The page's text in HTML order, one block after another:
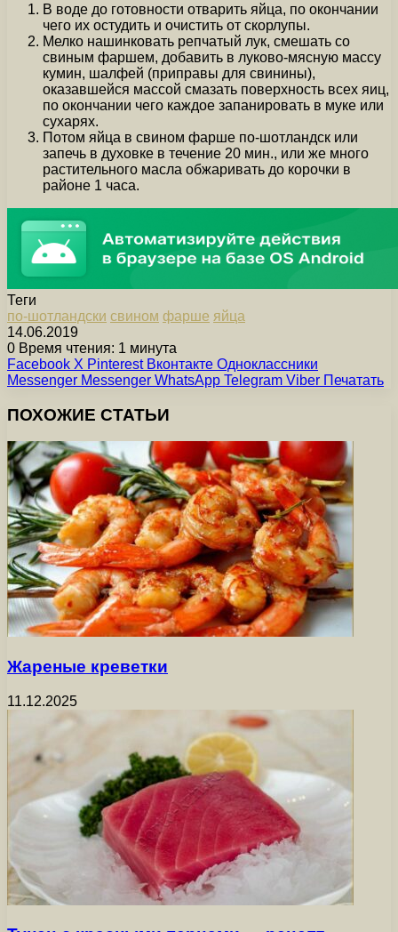
В воде до готовности отварить яйца, по окончании
чего их остудить и очистить от скорлупы.
Мелко нашинковать репчатый лук, смешать со
свиным фаршем, добавить в луково-мясную массу
кумин, шалфей (приправы для свинины),
оказавшейся массой смазать поверхность всех яиц,
по окончании чего каждое запанировать в муке или
сухарях.
Потом яйца в свином фарше по-шотландск или
запечь в духовке в течение 20 мин., или же много
растительного масла обжаривать до корочки в
районе 1 часа.
Теги
по-шотландски свином фарше яйца
14.06.2019
0 Время чтения: 1 минута
Facebook X Pinterest Вконтакте Одноклассники
Messenger Messenger WhatsApp Telegram Viber Печатать
ПОХОЖИЕ СТАТЬИ
Жареные креветки
11.12.2025